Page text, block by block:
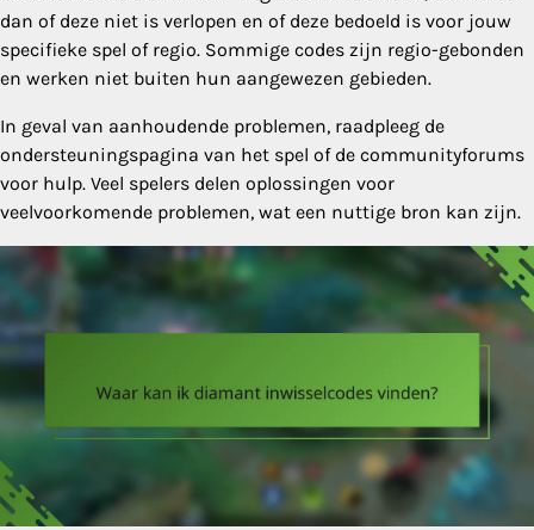
dan of deze niet is verlopen en of deze bedoeld is voor jouw
specifieke spel of regio. Sommige codes zijn regio-gebonden
en werken niet buiten hun aangewezen gebieden.
In geval van aanhoudende problemen, raadpleeg de
ondersteuningspagina van het spel of de communityforums
voor hulp. Veel spelers delen oplossingen voor
veelvoorkomende problemen, wat een nuttige bron kan zijn.